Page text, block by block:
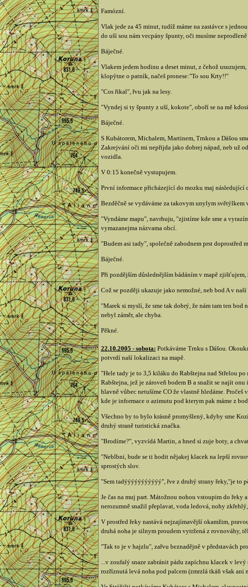
Famózní.
Vlak jede za 45 minut, tudíž máme na zastávce s
do uší sou nám vecpány špunty, oči musíme
Báječné.
Vlakem jedem hodinu a deset minut, z čehož
klopýtne o patník, načeš pronese:"To sou Krty!!"
"Cos řikal", řvu jak na lesy.
"Vyndej si ty špunty z uší, kokote", oboří se na mě
Báječné.
S Kubátorem, Michalem, Martinem, Trnkou a Dášou
Zakrejvání oči mi nepřijda jako dobrej nápad, neb už
vozidla.
V 0:15 konečně vystupujem.
První informace přicházející do mozku maj následující
Bezděčně se vydáváme za takovym unylym
"Vyndáme mapu", navrhuju, "zjistíme kde sme a
vymazanejma názvama obcí.
"Budem asi tady", společně zabodnem prst doprostřed
Báječné.
Při pozdějším důslednějším bádáním v mapě
Což se později ukazuje jako nemožné, neb bod A v naší
"Marek si myslí, že sme tak dobrý, že nám tam ten
nebyl záměr, ale chyba.
Pěkné.
22.10.2005 - sobota: Potkáváme Trnku s Dášou.
potvrdí naší lokalizaci na mapě.
"Hele tady je to 3,5 kiláku do Rabštejna nad Střelou
Rabštejna, jež je zároveň bodem B a snažit se najít
hlavně vůbec netušíme CO že vlastně hledáme.
kde je informace o azimutu pod kterym pak máme z
Všechno by to bylo krásně promyšlený, kdyby sme
druhý straně turistická značka.
"Brodíme?", vyzvídá Martin, a hned si zuje boty, a
"Neblbni, bude se ti hodit nějakej klacek na lepší
sprostých slov.
"Sem tadýýýýýýýýýýý", řve z druhý strany řeky,"je to
Je čas na muj part. Mátožnou nohou vstoupim do řeky
nerozumně snažil přeplavat, voda ledová, nohy
V prostřed řeky nastává nejzajímavější okamžim,
druhá noha je silnym proudem vytržená z rovnováhy,
"Tak to je v hajzlu", zařvu beznadějně v představách
...v zoufalý snaze zabránit pádu zapíchnu klacek v
rozříznutá levá noha pod palcem (zmrzlá tkáň však ani